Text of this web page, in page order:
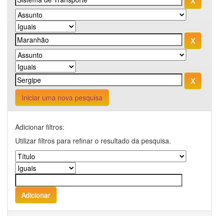
Iniciar uma nova pesquisa
Adicionar filtros:
Utilizar filtros para refinar o resultado da pesquisa.